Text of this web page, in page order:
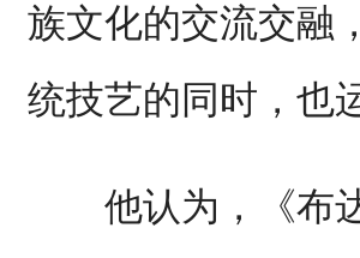
族文化的交流交融
统技艺的同时，也
他认为，《布达